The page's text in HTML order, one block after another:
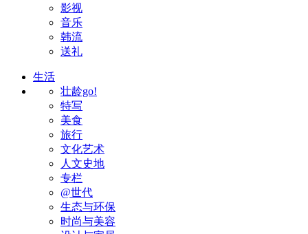
影视
音乐
韩流
送礼
生活
壮龄go!
特写
美食
旅行
文化艺术
人文史地
专栏
@世代
生态与环保
时尚与美容